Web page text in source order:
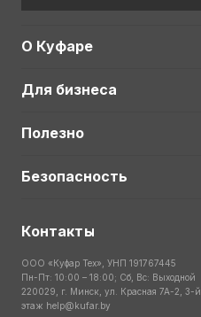
О Куфаре
Для бизнеса
Полезно
Безопасность
Контакты
ООО «Куфар Тех», УНП 191767445
Пн-Пт: 10:00 – 18:00; Сб, Вс: Выходной
220029, г. Минск, ул. Красная 7А-2, 3-й
этаж help@kufar.by